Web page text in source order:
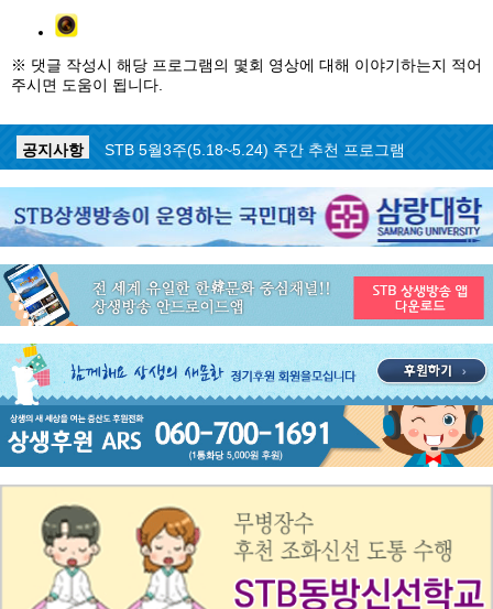
※ 댓글 작성시 해당 프로그램의 몇회 영상에 대해 이야기하는지 적어
주시면 도움이 됩니다.
공지사항 ON AIR 서비스 장애 복구 안내
공지사항
STB 5월4주(5.25~5.31) 주간 추천 프로그램
공지사항
STB 5월3주(5.18~5.24) 주간 추천 프로그램
공지사항
STB 4월마지막주(4.27~5.3) 주간 추천 프로그램
STB 4월4주(4.20~4.26) 주간 추천 프로그램
공지사항
STB 4월2주(4.6~4.12) 주간 추천 프로그램
공지사항
STB 4월1주(3.30~4.5) 주간 추천 프로그램
공지사항
STB 3월4주(3.23~3.29) 주간 추천 프로그램